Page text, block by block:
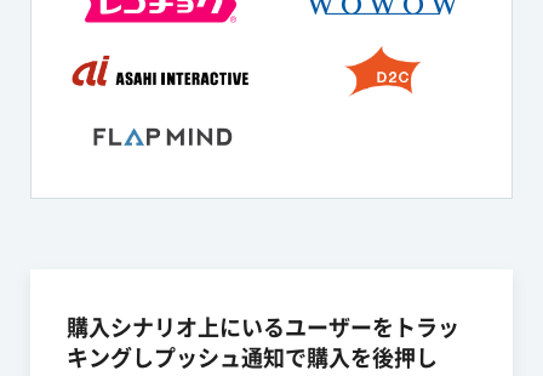
購入シナリオ上にいるユーザーをトラッ
キングしプッシュ通知で購入を後押し